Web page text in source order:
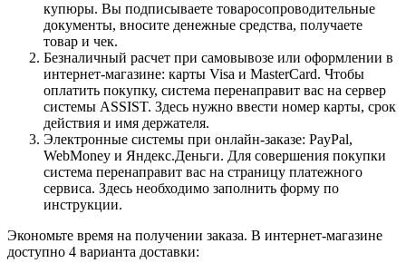
купюры. Вы подписываете товаросопроводительные
документы, вносите денежные средства, получаете
товар и чек.
Безналичный расчет при самовывозе или оформлении в
интернет-магазине: карты Visa и MasterCard. Чтобы
оплатить покупку, система перенаправит вас на сервер
системы ASSIST. Здесь нужно ввести номер карты, срок
действия и имя держателя.
Электронные системы при онлайн-заказе: PayPal,
WebMoney и Яндекс.Деньги. Для совершения покупки
система перенаправит вас на страницу платежного
сервиса. Здесь необходимо заполнить форму по
инструкции.
Экономьте время на получении заказа. В интернет-магазине
доступно 4 варианта доставки: